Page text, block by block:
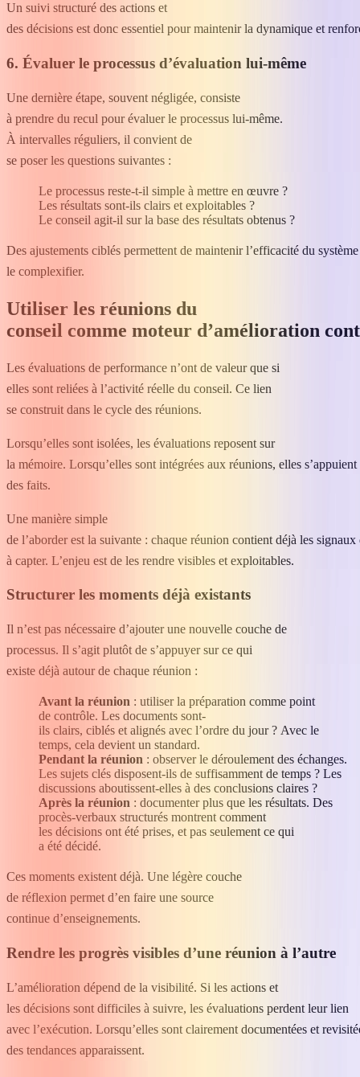
Un suivi structuré des actions et
des décisions est donc essentiel pour maintenir la dynamique et
6. Évaluer le processus d’évaluation lui-même
Une dernière étape, souvent négligée, consiste
à prendre du recul pour évaluer le processus lui-même.
À intervalles réguliers, il convient de
se poser les questions suivantes :
Le processus reste-t-il simple à mettre en œuvre ?
Les résultats sont-ils clairs et exploitables ?
Le conseil agit-il sur la base des résultats obtenus ?
Des ajustements ciblés permettent de maintenir l’efficacité du système
le complexifier.
Utiliser les réunions du
conseil comme moteur d’amélioration
Les évaluations de performance n’ont de valeur que si
elles sont reliées à l’activité réelle du conseil. Ce lien
se construit dans le cycle des réunions.
Lorsqu’elles sont isolées, les évaluations reposent sur
la mémoire. Lorsqu’elles sont intégrées aux réunions, elles s’appuient
des faits.
Une manière simple
de l’aborder est la suivante : chaque réunion contient déjà les
à capter. L’enjeu est de les rendre visibles et exploitables.
Structurer les moments déjà existants
Il n’est pas nécessaire d’ajouter une nouvelle couche de
processus. Il s’agit plutôt de s’appuyer sur ce qui
existe déjà autour de chaque réunion :
Avant la réunion : utiliser la préparation comme point
de contrôle. Les documents sont-
ils clairs, ciblés et alignés avec l’ordre du jour ? Avec le
temps, cela devient un standard.
Pendant la réunion : observer le déroulement des échanges.
Les sujets clés disposent-ils de suffisamment de temps ? Les
discussions aboutissent-elles à des conclusions claires ?
Après la réunion : documenter plus que les résultats. Des
procès-verbaux structurés montrent comment
les décisions ont été prises, et pas seulement ce qui
a été décidé.
Ces moments existent déjà. Une légère couche
de réflexion permet d’en faire une source
continue d’enseignements.
Rendre les progrès visibles d’une réunion à l’autre
L’amélioration dépend de la visibilité. Si les actions et
les décisions sont difficiles à suivre, les évaluations perdent leur lien
avec l’exécution. Lorsqu’elles sont clairement documentées et
des tendances apparaissent.